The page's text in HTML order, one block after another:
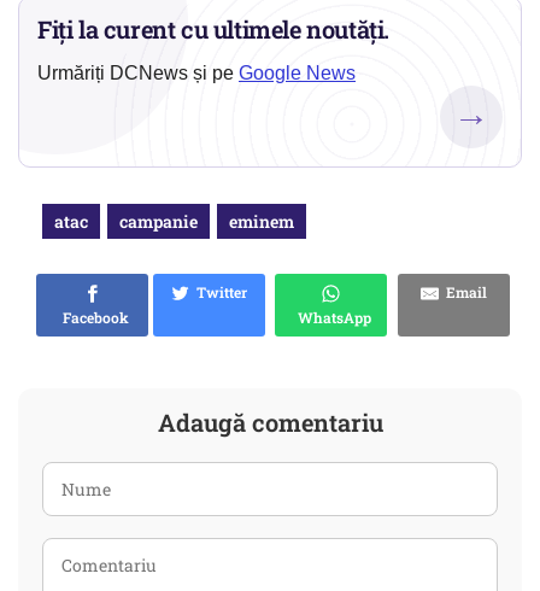
Fiți la curent cu ultimele noutăți.
Urmăriți DCNews și pe Google News
→
atac campanie eminem
Facebook
Twitter
WhatsApp
Email
Adaugă comentariu